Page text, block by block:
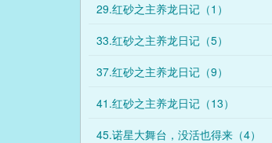
29.红砂之主养龙日记（1）
33.红砂之主养龙日记（5）
37.红砂之主养龙日记（9）
41.红砂之主养龙日记（13）
45.诺星大舞台，没活也得来（4）